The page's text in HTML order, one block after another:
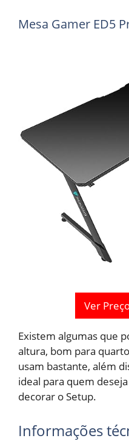
Mesa Gamer ED5
Ver
Existem algumas que
altura, bom para
usam bastante, além
ideal para quem
decorar o Setup.
Informações